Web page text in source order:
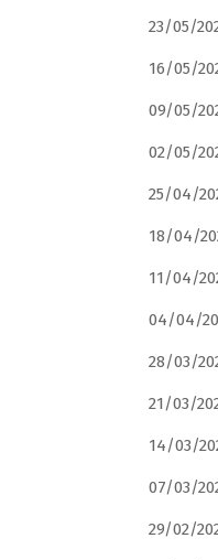
23/05/
16/05/
09/05/
02/05/
25/04/
18/04/
11/04/
04/04/
28/03/
21/03/
14/03/
07/03/
29/02/